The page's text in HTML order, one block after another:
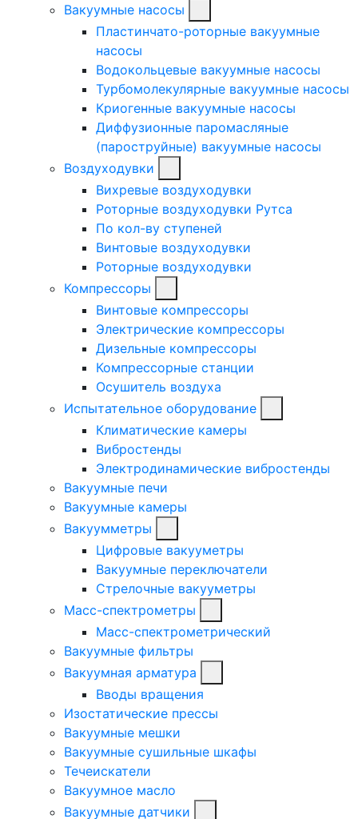
Вакуумные насосы
Пластинчато-роторные вакуумные
насосы
Водокольцевые вакуумные насосы
Турбомолекулярные вакуумные насосы
Криогенные вакуумные насосы
Диффузионные паромасляные
(пароструйные) вакуумные насосы
Воздуходувки
Вихревые воздуходувки
Роторные воздуходувки Рутса
По кол-ву ступеней
Винтовые воздуходувки
Роторные воздуходувки
Компрессоры
Винтовые компрессоры
Электрические компрессоры
Дизельные компрессоры
Компрессорные станции
Осушитель воздуха
Испытательное оборудование
Климатические камеры
Вибростенды
Электродинамические вибростенды
Вакуумные печи
Вакуумные камеры
Вакуумметры
Цифровые вакууметры
Вакуумные переключатели
Стрелочные вакууметры
Масс-спектрометры
Масс-спектрометрический
Вакуумные фильтры
Вакуумная арматура
Вводы вращения
Изостатические прессы
Вакуумные мешки
Вакуумные сушильные шкафы
Течеискатели
Вакуумное масло
Вакуумные датчики